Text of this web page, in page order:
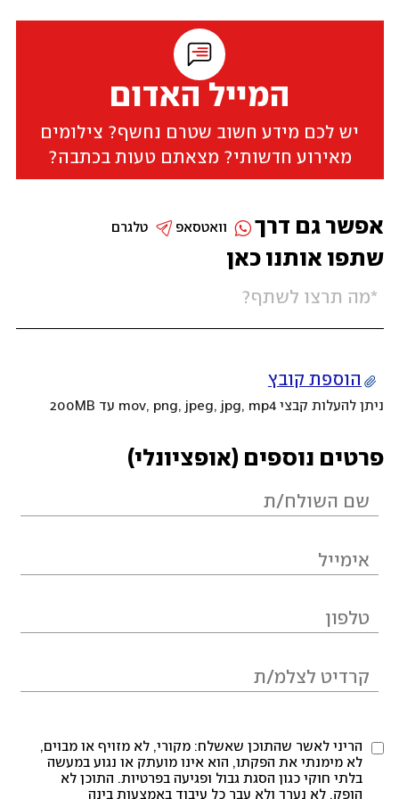
המייל האדום
יש לכם מידע חשוב שטרם נחשף? צילומים
מאירוע חדשותי? מצאתם טעות בכתבה?
שתפו אותנו כאן
הוספת קובץ
ניתן להעלות קבצי mov, png, jpeg, jpg, mp4 עד 200MB
פרטים נוספים (אופציונלי)
הריני לאשר שהתוכן שאשלח: מקורי, לא מזויף או מבוים,
לא מימנתי את הפקתו, הוא אינו מועתק או נגוע במעשה
בלתי חוקי כגון הסגת גבול ופגיעה בפרטיות. התוכן לא
הופק, לא נערך ולא עבר כל עיבוד באמצעות בינה
אפשר גם דרך טלגרם וואטסאפ